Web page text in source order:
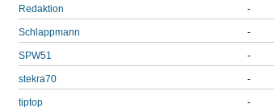
Redaktion -
Schlappmann -
SPW51 -
stekra70 -
tiptop -